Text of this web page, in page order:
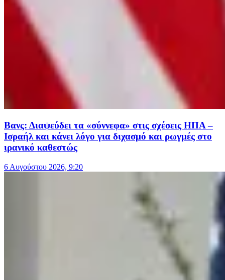
Βανς: Διαψεύδει τα «σύννεφα» στις σχέσεις ΗΠΑ –
Ισραήλ και κάνει λόγο για διχασμό και ρωγμές στο
ιρανικό καθεστώς
6 Αυγούστου 2026, 9:20